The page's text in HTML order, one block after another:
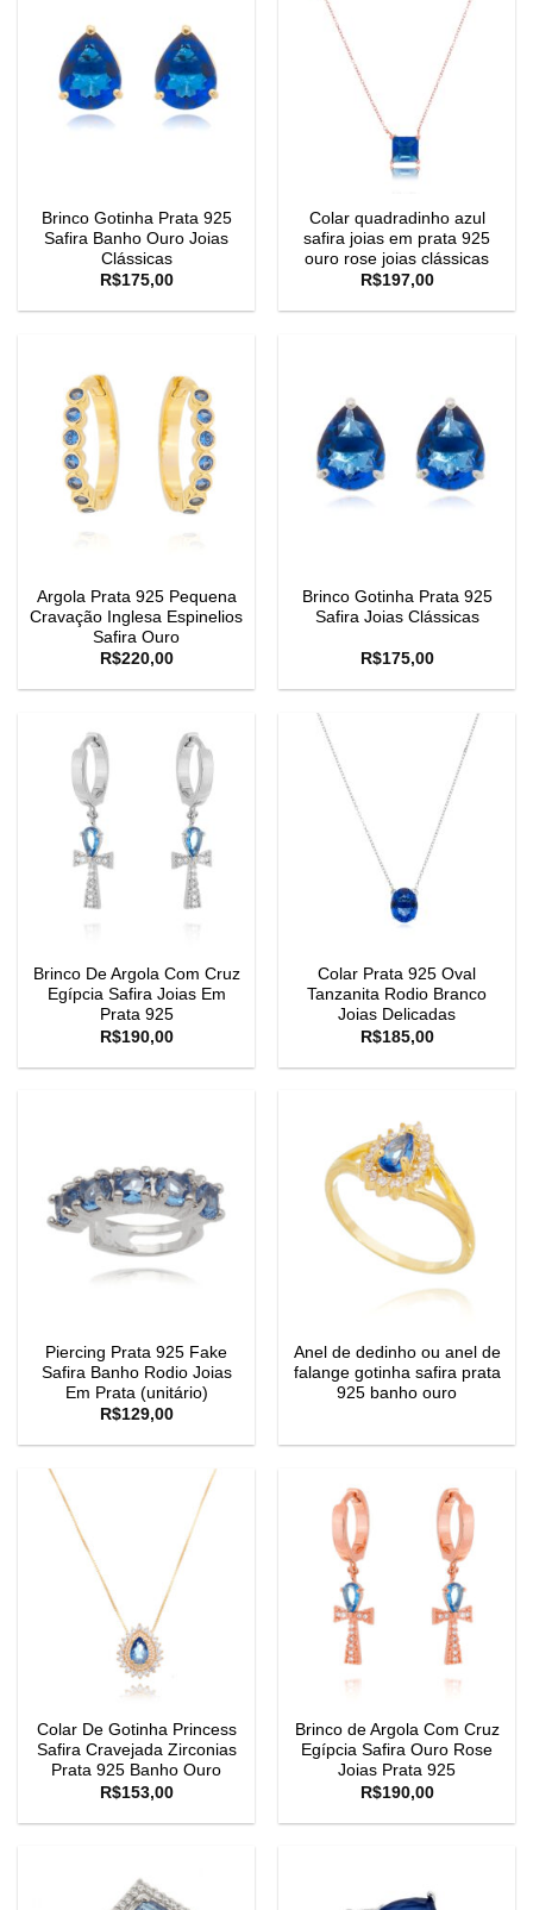
Brinco Gotinha Prata 925
Safira Banho Ouro Joias
Clássicas
R$175,00
Colar quadradinho azul
safira joias em prata 925
ouro rose joias clássicas
R$197,00
Argola Prata 925 Pequena
Cravação Inglesa Espinelios
Safira Ouro
R$220,00
Brinco Gotinha Prata 925
Safira Joias Clássicas
R$175,00
Brinco De Argola Com Cruz
Egípcia Safira Joias Em
Prata 925
R$190,00
Colar Prata 925 Oval
Tanzanita Rodio Branco
Joias Delicadas
R$185,00
Piercing Prata 925 Fake
Safira Banho Rodio Joias
Em Prata (unitário)
R$129,00
Anel de dedinho ou anel de
falange gotinha safira prata
925 banho ouro
Colar De Gotinha Princess
Safira Cravejada Zirconias
Prata 925 Banho Ouro
R$153,00
Brinco de Argola Com Cruz
Egípcia Safira Ouro Rose
Joias Prata 925
R$190,00